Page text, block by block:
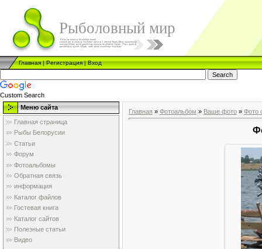
Рыболовный мир
Главная|Регистрация|Вход
Custom Search
Меню сайта
Главная страница
Рыбы Белорусии
Статьи
Форум
Фотоальбомы
Обратная связь
информация
Каталог файлов
Гостевая книга
Каталог сайтов
Полезные статьи
Видео
Главная » Фотоальбом » Ваше фото » Фото